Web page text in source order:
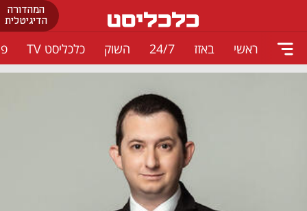
המהדורה
הדיגיטלית
ראשי באזז 24/7 השוק כלכליסט TV